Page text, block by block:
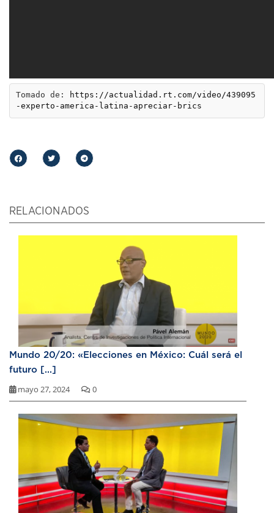
Tomado de:
https://actualidad.rt.com/video/439095
-experto-america-latina-apreciar-brics
RELACIONADOS
Mundo 20/20: «Elecciones en México: Cuál será el
futuro [...]
mayo 27, 2024 0